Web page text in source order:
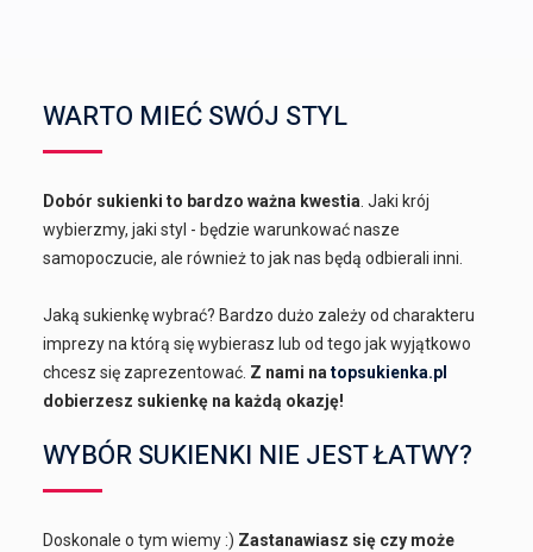
WARTO MIEĆ SWÓJ STYL
Dobór sukienki to bardzo ważna kwestia . Jaki krój
wybierzmy, jaki styl - będzie warunkować nasze
samopoczucie, ale również to jak nas będą odbierali inni.
Jaką sukienkę wybrać? Bardzo dużo zależy od charakteru
imprezy na którą się wybierasz lub od tego jak wyjątkowo
chcesz się zaprezentować. Z nami natopsukienka.pl
dobierzesz sukienkę na każdą okazję!
WYBÓR SUKIENKI NIE JEST ŁATWY?
Doskonale o tym wiemy :) Zastanawiasz się czy może